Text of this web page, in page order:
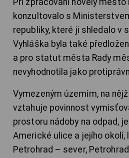
Při zpracování novely město
konzultovalo s
republiky, které ji shledalo v
Vyhláška byla také
a pro statut města Rady
nevyhodnotila jako
Vymezeným územím, na
vztahuje povinnost
prostoru nádoby na odpad,
Americké ulice a jejího okolí,
Petrohrad – sever,